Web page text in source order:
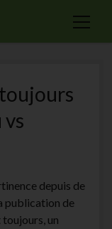
open
vs
depuis de
publication de
un